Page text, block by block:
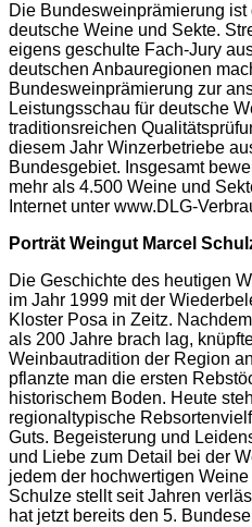
Die Bundesweinprämierung
deutsche Weine und Sekte.
eigens geschulte Fach-Jury
deutschen Anbauregionen
Bundesweinprämierung zur
Leistungsschau für deutsche
traditionsreichen
diesem Jahr Winzerbetriebe
Bundesgebiet. Insgesamt
mehr als 4.500 Weine und
Internet unter www.DLG-
Porträt Weingut Marcel
Die Geschichte des heutigen
im Jahr 1999 mit der
Kloster Posa in Zeitz.
als 200 Jahre brach lag,
Weinbautradition der Region
pflanzte man die ersten
historischem Boden. Heute
regionaltypische
Guts. Begeisterung und
und Liebe zum Detail bei der
jedem der hochwertigen
Schulze stellt seit Jahren
hat jetzt bereits den 5.